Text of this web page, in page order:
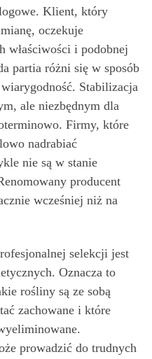
Klient, który
oczekuje
właściwości i podobnej
partia różni się w sposób
Stabilizacja
ale niezbędnym dla
Firmy, które
nadrabiać
nie są w stanie
producent
wcześniej niż na
selekcji jest
Oznacza to
rośliny są ze sobą
zachowane i które
prowadzić do trudnych